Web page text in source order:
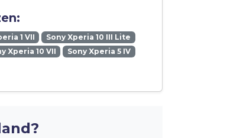
1 VII
Sony Xperia 10 III Lite
Xperia 10 VII
Sony Xperia 5 IV